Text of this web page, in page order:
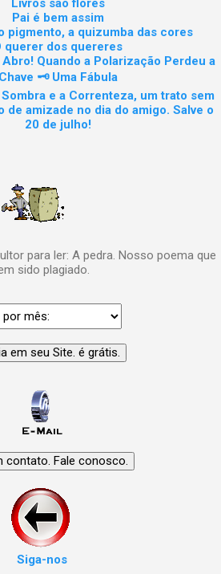
Livros são flores
Pai é bem assim
pigmento, a quizumba das cores
querer dos quereres
Quando a Polarização Perdeu a
Chave 🗝️ Uma Fábula
e a Correnteza, um trato sem
de amizade no dia do amigo. Salve o
20 de julho!
para ler: A pedra. Nosso poema que
sido plagiado.
Siga-nos